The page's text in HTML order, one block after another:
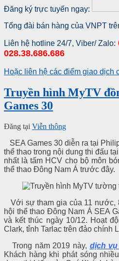
Đăng ký trực tuyến ngay:
Tổng đài bán hàng của VNPT
Liên hệ hotline 24/7, Viber/ Zalo:
028.38.686.686
Hoặc liên hệ các điểm giao dịch
Truyền hình MyTV
Games 30
Đăng tại Viễn thông
SEA Games 30 diễn ra tại
thể thao trong nội dung thi đấu
nhất là tấm HCV cho bộ môn
thể thao Đông Nam Á trước đây.
Với sự tham gia của 11 nước,
hội thể thao Đông Nam Á SEA
và kết thúc ngày 10/12. Hoạt
Clark, tỉnh Tarlac trên đảo chính
Trong năm 2019 này, dịch
Khách hàng khi phát sóng